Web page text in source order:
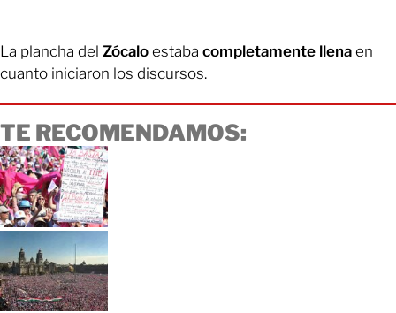
La plancha del Zócalo estaba completamente llena en
cuanto iniciaron los discursos.
TE RECOMENDAMOS: